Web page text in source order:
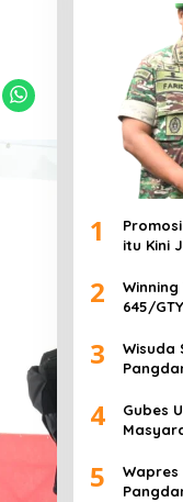
1
itu Kini
2
645/
3
Wisuda
4
Gubes
5
Wapres